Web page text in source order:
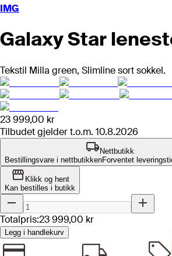
IMG
Galaxy Star
Tekstil Milla green, Slimline sort sokkel.
23 999,00 kr
Tilbudet gjelder t.o.m. 10.8.2026
Nettbutikk
Bestillingsvare i nettbutikkenForventet
Klikk og hent
Kan bestilles i butikk
Totalpris:23 999,00 kr
Legg i handlekurv